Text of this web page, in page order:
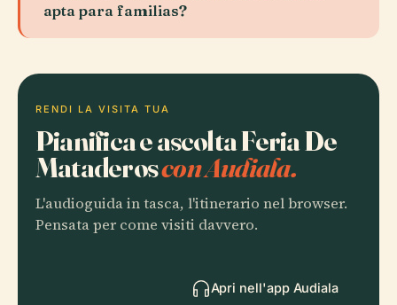
apta para familias?
RENDI LA VISITA TUA
Pianifica e ascolta Feria De
Mataderoscon Audiala.
L'audioguida in tasca, l'itinerario nel browser.
Pensata per come visiti davvero.
Apri nell'app Audiala